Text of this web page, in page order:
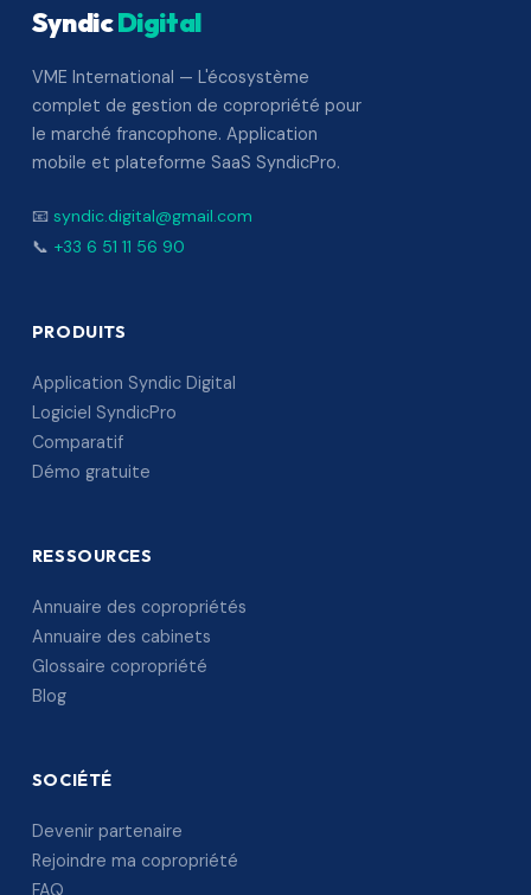
SyndicDigital
VME International — L'écosystème
complet de gestion de copropriété pour
le marché francophone. Application
mobile et plateforme SaaS SyndicPro.
📧 syndic.digital@gmail.com
📞 +33 6 51 11 56 90
PRODUITS
Application Syndic Digital
Logiciel SyndicPro
Comparatif
Démo gratuite
RESSOURCES
Annuaire des copropriétés
Annuaire des cabinets
Glossaire copropriété
Blog
SOCIÉTÉ
Devenir partenaire
Rejoindre ma copropriété
FAQ